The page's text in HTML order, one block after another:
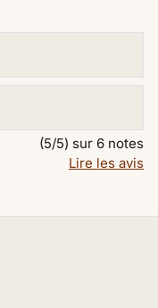
(5/5) sur 6 notes
Lire les avis